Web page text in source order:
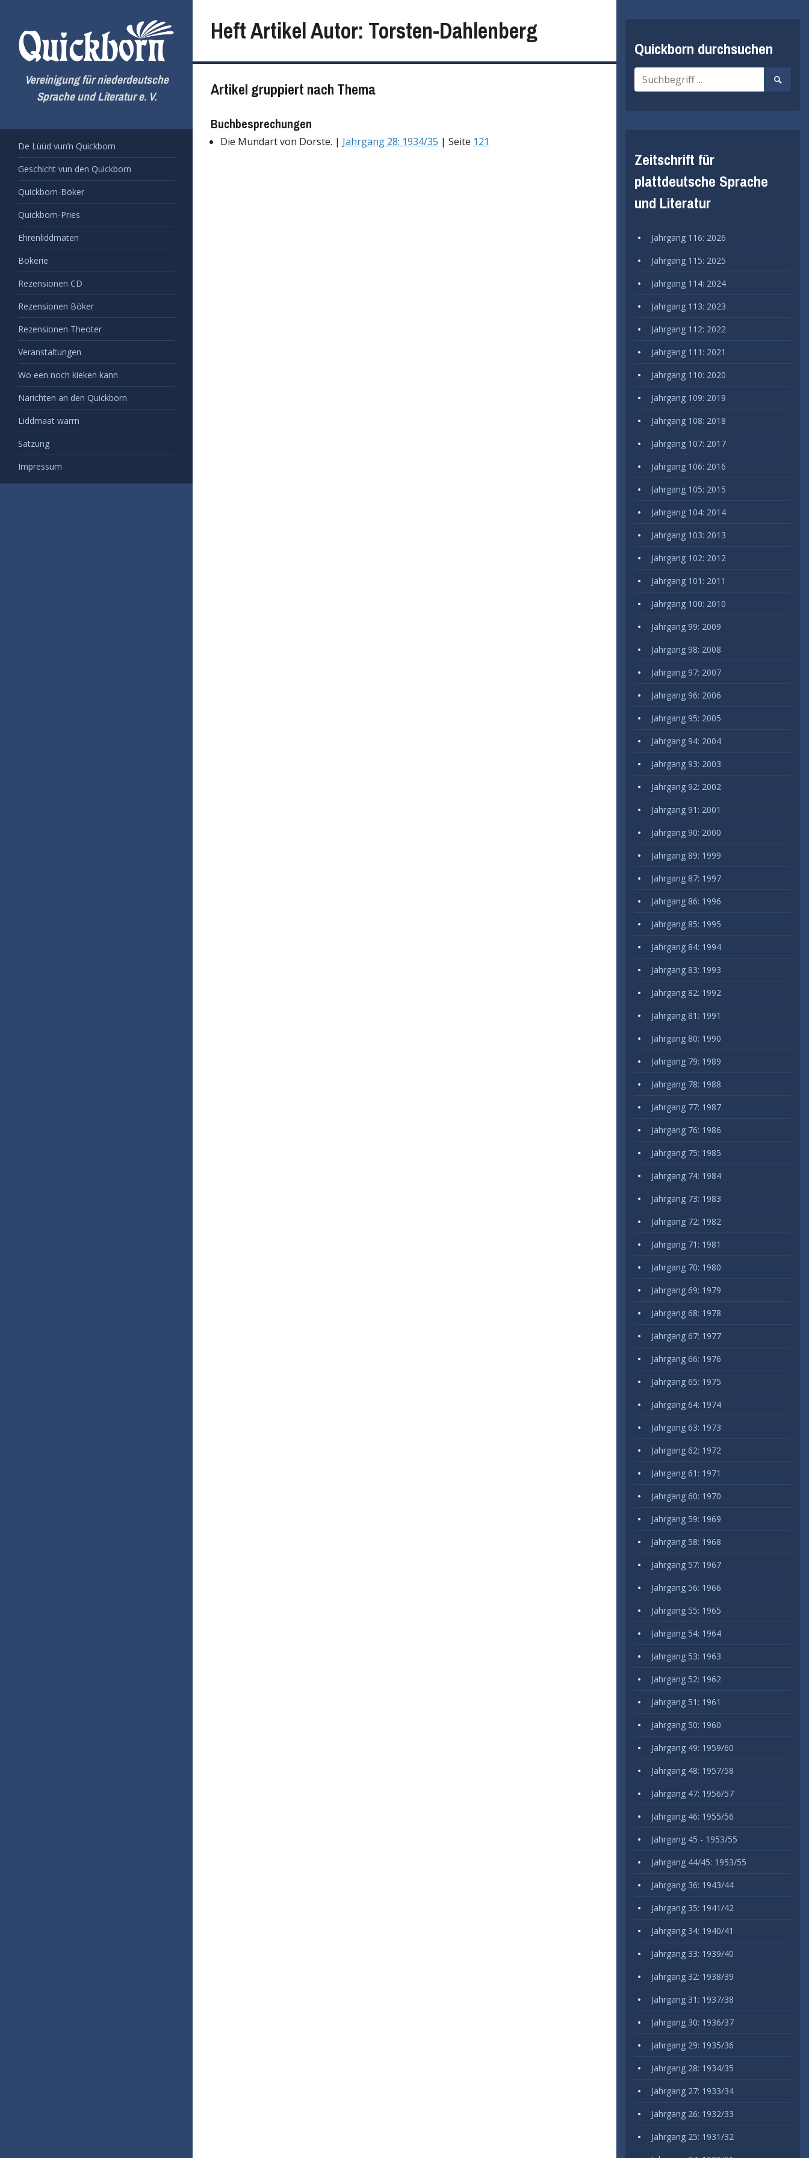
springen
Vereinigung für niederdeutsche
Sprache und Literatur e. V.
De Lüüd vun’n Quickborn
Geschicht vun den Quickborn
Quickborn-Böker
Quickborn-Pries
Ehrenliddmaten
Bökerie
Rezensionen CD
Rezensionen Böker
Rezensionen Theoter
Veranstaltungen
Wo een noch kieken kann
Narichten an den Quickborn
Liddmaat warrn
Satzung
Impressum
Heft Artikel Autor: Torsten-Dahlenberg
Artikel gruppiert nach Thema
Buchbesprechungen
Die Mundart von Dorste. | Jahrgang 28: 1934/35 | Seite 121
Quickborn durchsuchen
Suche
nach:
Suche
starten
Zeitschrift für
plattdeutsche Sprache
und Literatur
Jahrgang 116: 2026
Jahrgang 115: 2025
Jahrgang 114: 2024
Jahrgang 113: 2023
Jahrgang 112: 2022
Jahrgang 111: 2021
Jahrgang 110: 2020
Jahrgang 109: 2019
Jahrgang 108: 2018
Jahrgang 107: 2017
Jahrgang 106: 2016
Jahrgang 105: 2015
Jahrgang 104: 2014
Jahrgang 103: 2013
Jahrgang 102: 2012
Jahrgang 101: 2011
Jahrgang 100: 2010
Jahrgang 99: 2009
Jahrgang 98: 2008
Jahrgang 97: 2007
Jahrgang 96: 2006
Jahrgang 95: 2005
Jahrgang 94: 2004
Jahrgang 93: 2003
Jahrgang 92: 2002
Jahrgang 91: 2001
Jahrgang 90: 2000
Jahrgang 89: 1999
Jahrgang 87: 1997
Jahrgang 86: 1996
Jahrgang 85: 1995
Jahrgang 84: 1994
Jahrgang 83: 1993
Jahrgang 82: 1992
Jahrgang 81: 1991
Jahrgang 80: 1990
Jahrgang 79: 1989
Jahrgang 78: 1988
Jahrgang 77: 1987
Jahrgang 76: 1986
Jahrgang 75: 1985
Jahrgang 74: 1984
Jahrgang 73: 1983
Jahrgang 72: 1982
Jahrgang 71: 1981
Jahrgang 70: 1980
Jahrgang 69: 1979
Jahrgang 68: 1978
Jahrgang 67: 1977
Jahrgang 66: 1976
Jahrgang 65: 1975
Jahrgang 64: 1974
Jahrgang 63: 1973
Jahrgang 62: 1972
Jahrgang 61: 1971
Jahrgang 60: 1970
Jahrgang 59: 1969
Jahrgang 58: 1968
Jahrgang 57: 1967
Jahrgang 56: 1966
Jahrgang 55: 1965
Jahrgang 54: 1964
Jahrgang 53: 1963
Jahrgang 52: 1962
Jahrgang 51: 1961
Jahrgang 50: 1960
Jahrgang 49: 1959/60
Jahrgang 48: 1957/58
Jahrgang 47: 1956/57
Jahrgang 46: 1955/56
Jahrgang 45 - 1953/55
Jahrgang 44/45: 1953/55
Jahrgang 36: 1943/44
Jahrgang 35: 1941/42
Jahrgang 34: 1940/41
Jahrgang 33: 1939/40
Jahrgang 32: 1938/39
Jahrgang 31: 1937/38
Jahrgang 30: 1936/37
Jahrgang 29: 1935/36
Jahrgang 28: 1934/35
Jahrgang 27: 1933/34
Jahrgang 26: 1932/33
Jahrgang 25: 1931/32